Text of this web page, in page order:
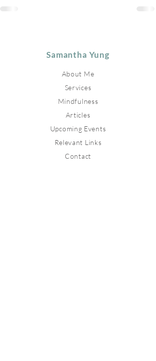
Samantha Yung
About Me
Services
Mindfulness
Articles
Upcoming Events
Relevant Links
Contact